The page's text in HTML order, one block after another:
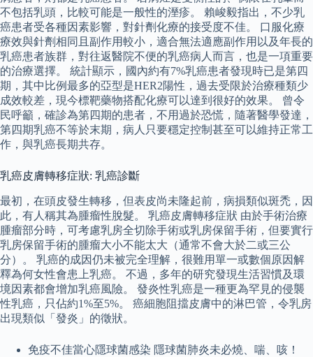
不包括乳頭，比較可能是一般性的溼疹。 賴峻毅指出，不少乳
癌患者受各種因素影響，對針劑化療的接受度不佳。 口服化療
療效與針劑相同且副作用較小，適合無法適應副作用以及年長的
乳癌患者族群，對往返醫院不便的乳癌病人而言，也是一項重要
的治療選擇。 統計顯示，國內約有7%乳癌患者發現時已是第四
期，其中比例最多的亞型是HER2陽性，過去受限於治療種類少
成效較差，現今標靶藥物搭配化療可以達到很好的效果。 曾令
民呼籲，確診為第四期的患者，不用過於恐慌，隨著醫學發達，
第四期乳癌不等於末期，病人只要穩定控制甚至可以維持正常工
作，與乳癌長期共存。
乳癌皮膚轉移症狀: 乳癌診斷
最初，在頭皮發生轉移，但表皮尚未隆起前，病損類似斑禿，因
此，有人稱其為腫瘤性脫髮。 乳癌皮膚轉移症狀 由於手術治療
腫瘤部分時，可考慮乳房全切除手術或乳房保留手術，但要實行
乳房保留手術的腫瘤大小不能太大（通常不會大於二或三公
分）。 乳癌的成因仍未被完全理解，很難用單一或數個原因解
釋為何女性會患上乳癌。 不過，多年的研究發現生活習慣及環
境因素都會增加乳癌風險。 發炎性乳癌是一種更為罕見的侵襲
性乳癌，只佔約1%至5%。 癌細胞阻擋皮膚中的淋巴管，令乳房
出現類似「發炎」的徵狀。
免疫不佳當心隱球菌感染 隱球菌肺炎未必燒、喘、咳！